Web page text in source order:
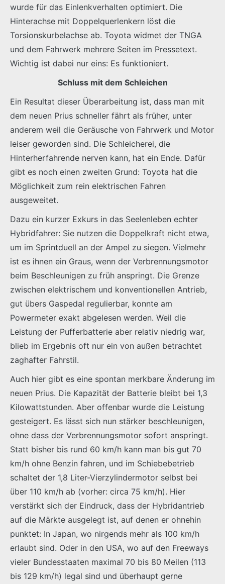
wurde für das Einlenkverhalten optimiert. Die
Hinterachse mit Doppelquerlenkern löst die
Torsionskurbelachse ab. Toyota widmet der TNGA
und dem Fahrwerk mehrere Seiten im Pressetext.
Wichtig ist dabei nur eins: Es funktioniert.
Schluss mit dem Schleichen
Ein Resultat dieser Überarbeitung ist, dass man mit
dem neuen Prius schneller fährt als früher, unter
anderem weil die Geräusche von Fahrwerk und Motor
leiser geworden sind. Die Schleicherei, die
Hinterherfahrende nerven kann, hat ein Ende. Dafür
gibt es noch einen zweiten Grund: Toyota hat die
Möglichkeit zum rein elektrischen Fahren
ausgeweitet.
Dazu ein kurzer Exkurs in das Seelenleben echter
Hybridfahrer: Sie nutzen die Doppelkraft nicht etwa,
um im Sprintduell an der Ampel zu siegen. Vielmehr
ist es ihnen ein Graus, wenn der Verbrennungsmotor
beim Beschleunigen zu früh anspringt. Die Grenze
zwischen elektrischem und konventionellen Antrieb,
gut übers Gaspedal regulierbar, konnte am
Powermeter exakt abgelesen werden. Weil die
Leistung der Pufferbatterie aber relativ niedrig war,
blieb im Ergebnis oft nur ein von außen betrachtet
zaghafter Fahrstil.
Auch hier gibt es eine spontan merkbare Änderung im
neuen Prius. Die Kapazität der Batterie bleibt bei 1,3
Kilowattstunden. Aber offenbar wurde die Leistung
gesteigert. Es lässt sich nun stärker beschleunigen,
ohne dass der Verbrennungsmotor sofort anspringt.
Statt bisher bis rund 60 km/h kann man bis gut 70
km/h ohne Benzin fahren, und im Schiebebetrieb
schaltet der 1,8 Liter-Vierzylindermotor selbst bei
über 110 km/h ab (vorher: circa 75 km/h). Hier
verstärkt sich der Eindruck, dass der Hybridantrieb
auf die Märkte ausgelegt ist, auf denen er ohnehin
punktet: In Japan, wo nirgends mehr als 100 km/h
erlaubt sind. Oder in den USA, wo auf den Freeways
vieler Bundesstaaten maximal 70 bis 80 Meilen (113
bis 129 km/h) legal sind und überhaupt gerne